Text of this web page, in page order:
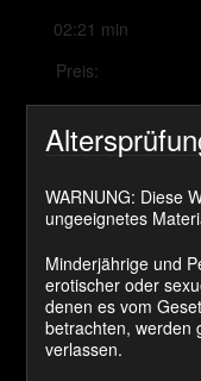
02:21 min
Preis:
300 Coins
Cashback Ø:
50 Coins
Gierig liegen sie
süßen Nektar.
WARNUNG: Diese
ungeeignetes
Minderjährige und
erotischer oder
denen es vom
betrachten, werden
verlassen.